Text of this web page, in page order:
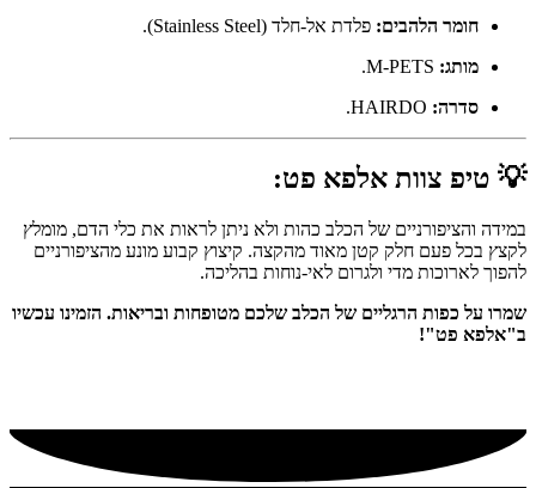
חומר הלהבים: פלדת אל-חלד (Stainless Steel).
מותג:
סדרה:
💡 טיפ צוות אלפא פט:
במידה והציפורניים של הכלב כהות ולא ניתן לראות את כלי הדם, מומלץ
לקצץ בכל פעם חלק קטן מאוד מהקצה. קיצוץ קבוע מונע מהציפורניים
להפוך לארוכות מדי ולגרום לאי-נוחות בהליכה.
שמרו על כפות הרגליים של הכלב שלכם מטופחות ובריאות. הזמינו עכשיו
ב"אלפא פט"!